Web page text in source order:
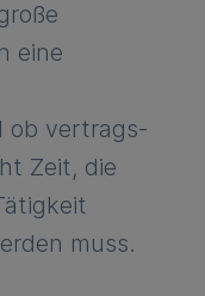
eine
ob vertrags-
Zeit, die
muss.